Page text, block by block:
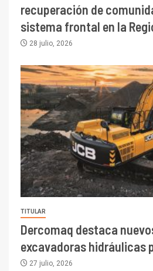
recuperación de
sistema frontal en la
28 julio, 2026
TITULAR
Dercomaq destaca
excavadoras hidráulicas
27 julio, 2026